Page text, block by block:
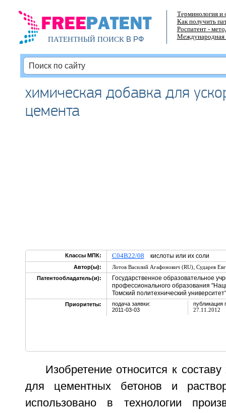
ПАТЕНТНЫЙ ПОИСКВ РФ
Терминология и
Как получить
Роспатент -
Международная
химическая добавка для
цемента
Классы МПК: C04B22/08 кислоты или их соли
Автор(ы): Лотов Василий Агафонович (RU), Сударев
Патентообладатель(и):
Государственное образовательное
профессионального образования
Томский политехнический
Приоритеты:
подача заявки:
2011-03-03
публикация
27.11.2012
Изобретение относится к
для цементных бетонов и
использовано в технологии